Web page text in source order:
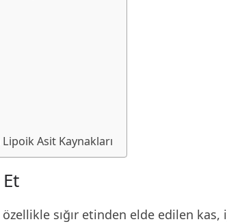
Asit Kaynakları
Et
özellikle sığır etinden elde edilen